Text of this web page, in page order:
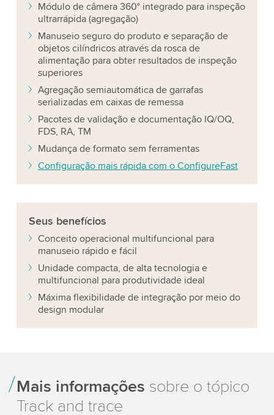
Módulo de câmera 360° integrado para inspeção
ultrarrápida (agregação)
Manuseio seguro do produto e separação de
objetos cilíndricos através da rosca de
alimentação para obter resultados de inspeção
superiores
Agregação semiautomática de garrafas
serializadas em caixas de remessa
Pacotes de validação e documentação IQ/OQ,
FDS, RA, TM
Mudança de formato sem ferramentas
Configuração mais rápida com o ConfigureFast
Seus benefícios
Conceito operacional multifuncional para
manuseio rápido e fácil
Unidade compacta, de alta tecnologia e
multifuncional para produtividade ideal
Máxima flexibilidade de integração por meio do
design modular
Mais informações sobre o tópico
Track and trace